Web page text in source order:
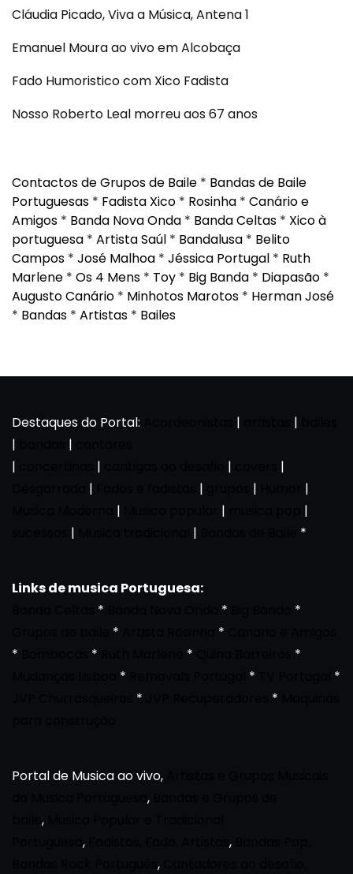
Cláudia Picado, Viva a Música, Antena 1
Emanuel Moura ao vivo em Alcobaça
Fado Humoristico com Xico Fadista
Nosso Roberto Leal morreu aos 67 anos
Contactos de Grupos de Baile * Bandas de Baile
Portuguesas * Fadista Xico * Rosinha * Canário e
Amigos * Banda Nova Onda * Banda Celtas * Xico à
portuguesa * Artista Saúl * Bandalusa * Belito
Campos * José Malhoa * Jéssica Portugal * Ruth
Marlene * Os 4 Mens * Toy * Big Banda * Diapasão *
Augusto Canário * Minhotos Marotos * Herman José
* Bandas * Artistas * Bailes
Destaques do Portal: | |
|
|
|
| |
|
| | |
|
| |
|
| | *
Links de musica Portuguesa:
* *
*
* *
*
* *
*
* *
*
* *
Portal de Musica ao vivo,
,
,
, ,
,